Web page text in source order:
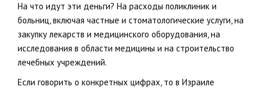
На что идут эти деньги? На расходы поликлиник и
больниц, включая частные и стоматологические услуги, на
закупку лекарств и медицинского оборудования, на
исследования в области медицины и на строительство
лечебных учреждений.
Если говорить о конкретных цифрах, то в Израиле